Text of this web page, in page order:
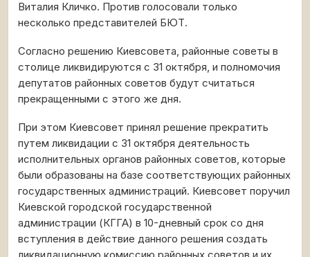
Виталия Кличко. Против голосовали только
несколько представителей БЮТ.
Согласно решению Киевсовета, районные советы в
столице ликвидируются с 31 октября, и полномочия
депутатов районных советов будут считаться
прекращенными с этого же дня.
При этом Киевсовет принял решение прекратить
путем ликвидации с 31 октября деятельность
исполнительных органов районных советов, которые
были образованы на базе соответствующих районных
государственных администраций. Киевсовет поручил
Киевской городской государственной
администрации (КГГА) в 10-дневный срок со дня
вступления в действие данного решения создать